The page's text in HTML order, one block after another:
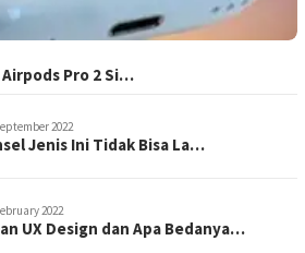
Pro 2 Si…
2022
Jenis Ini Tidak Bisa La…
2022
UX Design dan Apa Bedanya…